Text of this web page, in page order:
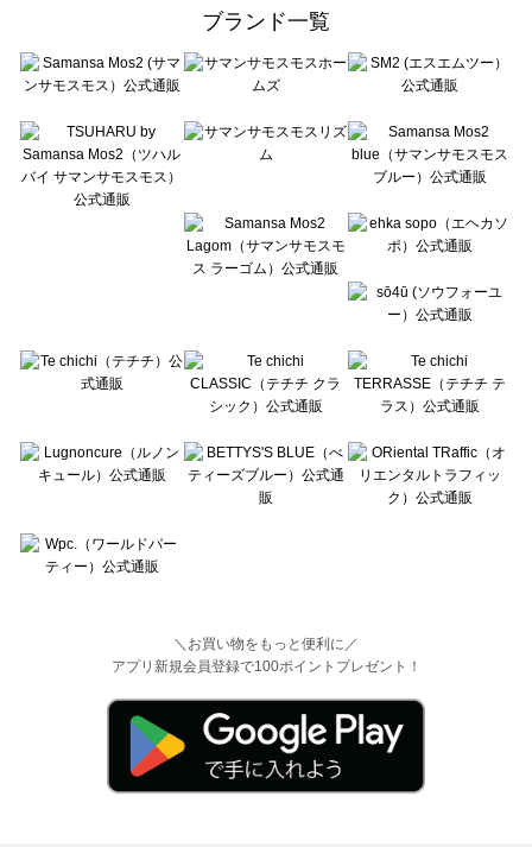
sō4ū（ソウフォーユー）のカットソー一覧
Te chichi（テチチ）のカットソー一覧
Te chichi CLASSIC（テチチ クラシック）のカットソー一覧
Lugnoncure（ルノンキュール）のカットソー一覧
BETTY'S BLUE（べティーズブルー）のカットソー一覧
Wpc.（ワールドパーティー）のカットソー一覧
ブランド一覧
＼お買い物をもっと便利に／
アプリ新規会員登録で100ポイントプレゼント！